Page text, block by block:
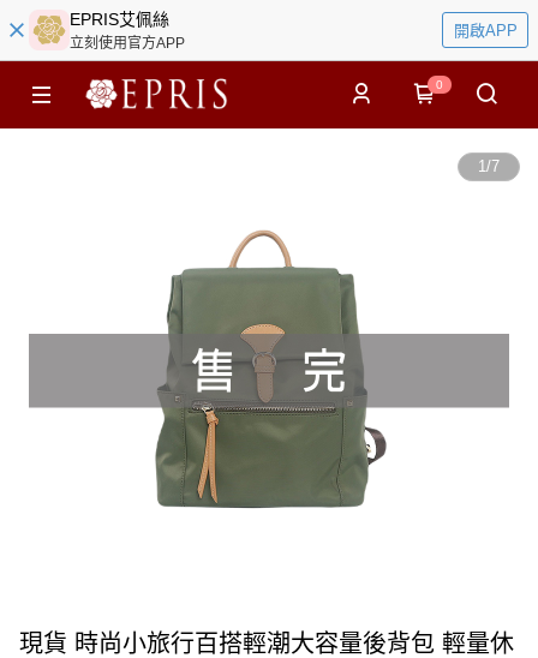
EPRIS艾佩絲
立刻使用官方APP
開啟APP
0
1/7
現貨 時尚小旅行百搭輕潮大容量後背包 輕量休